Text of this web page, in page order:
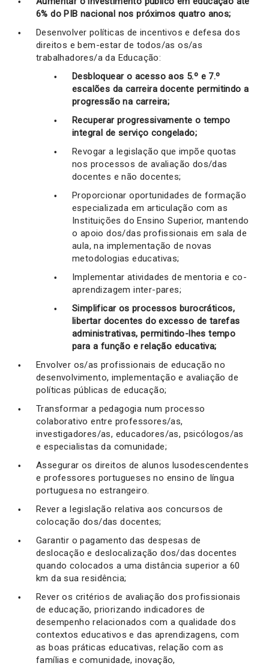
6% do PIB nacional nos próximos quatro anos;
Desenvolver políticas de incentivos e defesa dos
direitos e bem-estar de todos/as os/as
trabalhadores/a da Educação:
Desbloquear o acesso aos 5.º e 7.º
escalões da carreira docente permitindo a
progressão na carreira;
Recuperar progressivamente o tempo
integral de serviço congelado;
Revogar a legislação que impõe quotas
nos processos de avaliação dos/das
docentes e não docentes;
Proporcionar oportunidades de formação
especializada em articulação com as
Instituições do Ensino Superior, mantendo
o apoio dos/das profissionais em sala de
aula, na implementação de novas
metodologias educativas;
Implementar atividades de mentoria e co-
aprendizagem inter-pares;
Simplificar os processos burocráticos,
libertar docentes do excesso de tarefas
administrativas, permitindo-lhes tempo
para a função e relação educativa;
Envolver os/as profissionais de educação no
desenvolvimento, implementação e avaliação de
políticas públicas de educação;
Transformar a pedagogia num processo
colaborativo entre professores/as,
investigadores/as, educadores/as, psicólogos/as
e especialistas da comunidade;
Assegurar os direitos de alunos lusodescendentes
e professores portugueses no ensino de língua
portuguesa no estrangeiro.
Rever a legislação relativa aos concursos de
colocação dos/das docentes;
Garantir o pagamento das despesas de
deslocação e deslocalização dos/das docentes
quando colocados a uma distância superior a 60
km da sua residência;
Rever os critérios de avaliação dos profissionais
de educação, priorizando indicadores de
desempenho relacionados com a qualidade dos
contextos educativos e das aprendizagens, com
as boas práticas educativas, relação com as
famílias e comunidade, inovação,